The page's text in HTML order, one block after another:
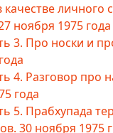
личного
ноября 1975 года
3. Про носки и
4. Разговор про
года
5. Прабхупада
30 ноября 1975